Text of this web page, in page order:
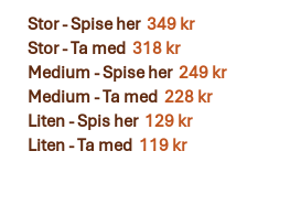
Stor - Spise her 349 kr
Stor - Ta med 318 kr
Medium - Spise her 249 kr
Medium - Ta med 228 kr
Liten - Spis her 129 kr
Liten - Ta med 119 kr